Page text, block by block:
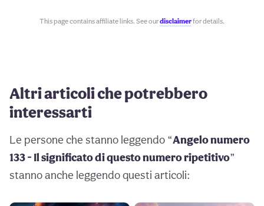
This page contains affiliate links. See ourdisclaimerfor details.
Altri articoli che potrebbero
interessarti
Le persone che stanno leggendo “Angelo numero
133 - Il significato di questo numero ripetitivo”
stanno anche leggendo questi articoli: